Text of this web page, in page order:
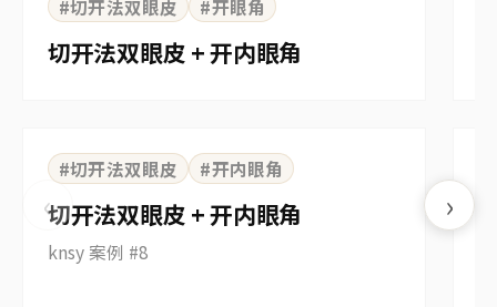
‹ ›
#切开法双眼皮 #开眼角
切开法双眼皮 + 开内眼角
BEFORE
#切开法双眼皮 #开内眼角
切开法双眼皮 + 开内眼角
knsy 案例 #8